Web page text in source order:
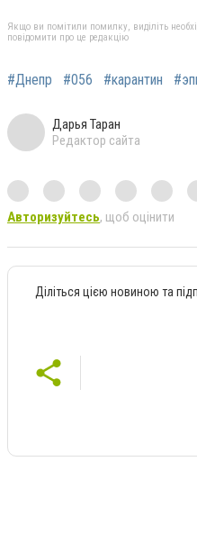
Якщо ви помітили помилку, виділіть
повідомити про це редакцію
#Днепр #056 #карантин
Дарья Таран
Редактор сайта
Авторизуйтесь, щоб оцінити
Діліться цією новиною та